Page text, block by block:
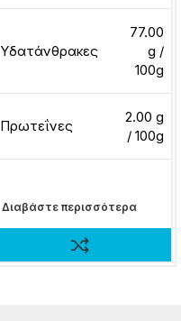
Υδατάνθρακες
77.00
g /
100g
Πρωτεΐνες
2.00 g
/ 100g
Διαβάστε περισσότερα